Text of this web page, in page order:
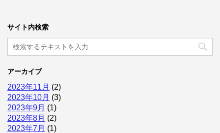
サイト内検索
アーカイブ
2023年11月 (2)
2023年10月 (3)
2023年9月 (1)
2023年8月 (2)
2023年7月 (1)